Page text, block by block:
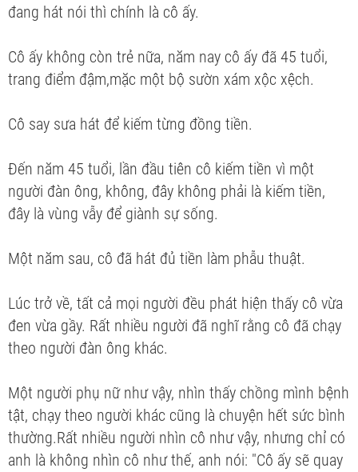
đang hát nói thì chính là cô ấy.
Cô ấy không còn trẻ nữa, năm nay cô ấy đã 45 tuổi,
trang điểm đậm,mặc một bộ sườn xám xộc xệch.
Cô say sưa hát để kiếm từng đồng tiền.
Đến năm 45 tuổi, lần đầu tiên cô kiếm tiền vì một
người đàn ông, không, đây không phải là kiếm tiền,
đây là vùng vẫy để giành sự sống.
Một năm sau, cô đã hát đủ tiền làm phẫu thuật.
Lúc trở về, tất cả mọi người đều phát hiện thấy cô vừa
đen vừa gầy. Rất nhiều người đã nghĩ rằng cô đã chạy
theo người đàn ông khác.
Một người phụ nữ như vậy, nhìn thấy chồng mình bệnh
tật, chạy theo người khác cũng là chuyện hết sức bình
thường.Rất nhiều người nhìn cô như vậy, nhưng chỉ có
anh là không nhìn cô như thế, anh nói: "Cô ấy sẽ quay